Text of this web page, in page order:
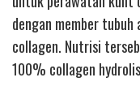
dengan member
collagen. Nutrisi
100% collagen